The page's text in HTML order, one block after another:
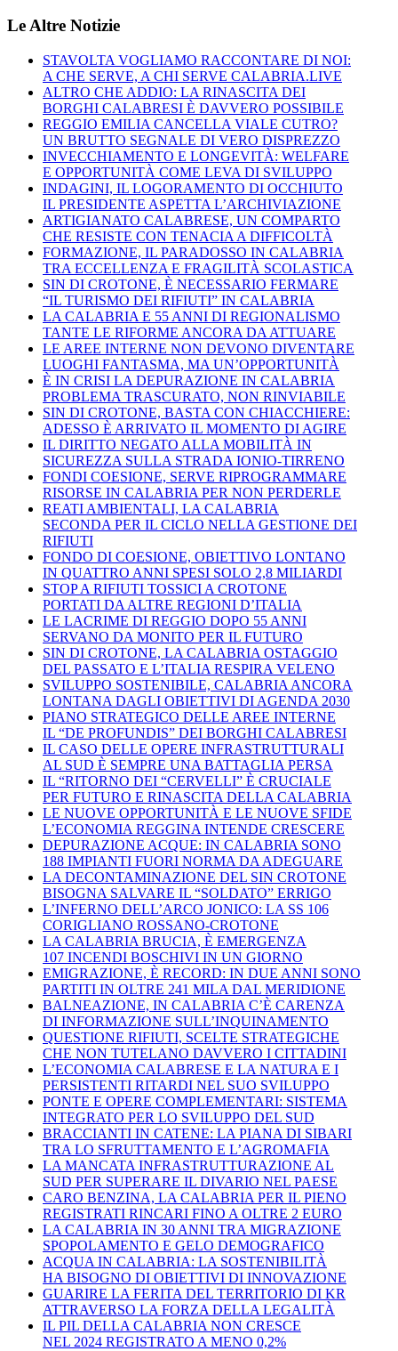
Le Altre Notizie
STAVOLTA VOGLIAMO RACCONTARE DI NOI:
A CHE SERVE, A CHI SERVE CALABRIA.LIVE
ALTRO CHE ADDIO: LA RINASCITA DEI
BORGHI CALABRESI È DAVVERO POSSIBILE
REGGIO EMILIA CANCELLA VIALE CUTRO?
UN BRUTTO SEGNALE DI VERO DISPREZZO
INVECCHIAMENTO E LONGEVITÀ: WELFARE
E OPPORTUNITÀ COME LEVA DI SVILUPPO
INDAGINI, IL LOGORAMENTO DI OCCHIUTO
IL PRESIDENTE ASPETTA L’ARCHIVIAZIONE
ARTIGIANATO CALABRESE, UN COMPARTO
CHE RESISTE CON TENACIA A DIFFICOLTÀ
FORMAZIONE, IL PARADOSSO IN CALABRIA
TRA ECCELLENZA E FRAGILITÀ SCOLASTICA
SIN DI CROTONE, È NECESSARIO FERMARE
“IL TURISMO DEI RIFIUTI” IN CALABRIA
LA CALABRIA E 55 ANNI DI REGIONALISMO
TANTE LE RIFORME ANCORA DA ATTUARE
LE AREE INTERNE NON DEVONO DIVENTARE
LUOGHI FANTASMA, MA UN’OPPORTUNITÀ
È IN CRISI LA DEPURAZIONE IN CALABRIA
PROBLEMA TRASCURATO, NON RINVIABILE
SIN DI CROTONE, BASTA CON CHIACCHIERE:
ADESSO È ARRIVATO IL MOMENTO DI AGIRE
IL DIRITTO NEGATO ALLA MOBILITÀ IN
SICUREZZA SULLA STRADA IONIO-TIRRENO
FONDI COESIONE, SERVE RIPROGRAMMARE
RISORSE IN CALABRIA PER NON PERDERLE
REATI AMBIENTALI, LA CALABRIA
SECONDA PER IL CICLO NELLA GESTIONE DEI
RIFIUTI
FONDO DI COESIONE, OBIETTIVO LONTANO
IN QUATTRO ANNI SPESI SOLO 2,8 MILIARDI
STOP A RIFIUTI TOSSICI A CROTONE
PORTATI DA ALTRE REGIONI D’ITALIA
LE LACRIME DI REGGIO DOPO 55 ANNI
SERVANO DA MONITO PER IL FUTURO
SIN DI CROTONE, LA CALABRIA OSTAGGIO
DEL PASSATO E L’ITALIA RESPIRA VELENO
SVILUPPO SOSTENIBILE, CALABRIA ANCORA
LONTANA DAGLI OBIETTIVI DI AGENDA 2030
PIANO STRATEGICO DELLE AREE INTERNE
IL “DE PROFUNDIS” DEI BORGHI CALABRESI
IL CASO DELLE OPERE INFRASTRUTTURALI
AL SUD È SEMPRE UNA BATTAGLIA PERSA
IL “RITORNO DEI “CERVELLI” È CRUCIALE
PER FUTURO E RINASCITA DELLA CALABRIA
LE NUOVE OPPORTUNITÀ E LE NUOVE SFIDE
L’ECONOMIA REGGINA INTENDE CRESCERE
DEPURAZIONE ACQUE: IN CALABRIA SONO
188 IMPIANTI FUORI NORMA DA ADEGUARE
LA DECONTAMINAZIONE DEL SIN CROTONE
BISOGNA SALVARE IL “SOLDATO” ERRIGO
L’INFERNO DELL’ARCO JONICO: LA SS 106
CORIGLIANO ROSSANO-CROTONE
LA CALABRIA BRUCIA, È EMERGENZA
107 INCENDI BOSCHIVI IN UN GIORNO
EMIGRAZIONE, È RECORD: IN DUE ANNI SONO
PARTITI IN OLTRE 241 MILA DAL MERIDIONE
BALNEAZIONE, IN CALABRIA C’È CARENZA
DI INFORMAZIONE SULL’INQUINAMENTO
QUESTIONE RIFIUTI, SCELTE STRATEGICHE
CHE NON TUTELANO DAVVERO I CITTADINI
L’ECONOMIA CALABRESE E LA NATURA E I
PERSISTENTI RITARDI NEL SUO SVILUPPO
PONTE E OPERE COMPLEMENTARI: SISTEMA
INTEGRATO PER LO SVILUPPO DEL SUD
BRACCIANTI IN CATENE: LA PIANA DI SIBARI
TRA LO SFRUTTAMENTO E L’AGROMAFIA
LA MANCATA INFRASTRUTTURAZIONE AL
SUD PER SUPERARE IL DIVARIO NEL PAESE
CARO BENZINA, LA CALABRIA PER IL PIENO
REGISTRATI RINCARI FINO A OLTRE 2 EURO
LA CALABRIA IN 30 ANNI TRA MIGRAZIONE
SPOPOLAMENTO E GELO DEMOGRAFICO
ACQUA IN CALABRIA: LA SOSTENIBILITÀ
HA BISOGNO DI OBIETTIVI DI INNOVAZIONE
GUARIRE LA FERITA DEL TERRITORIO DI KR
ATTRAVERSO LA FORZA DELLA LEGALITÀ
IL PIL DELLA CALABRIA NON CRESCE
NEL 2024 REGISTRATO A MENO 0,2%